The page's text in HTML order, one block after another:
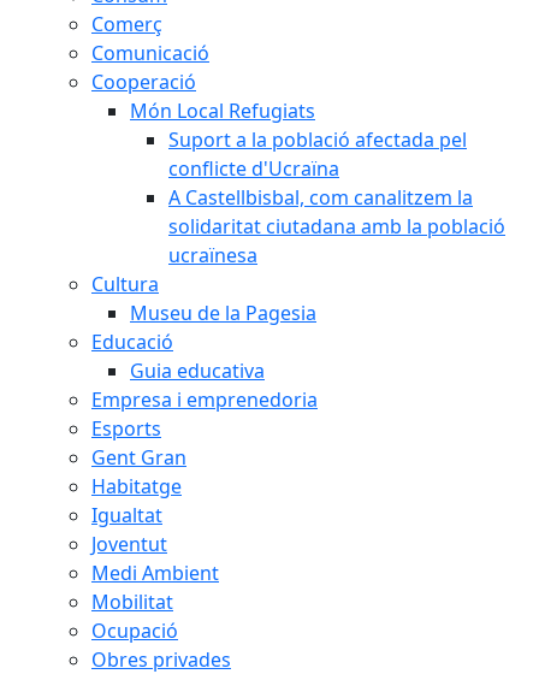
Comerç
Comunicació
Cooperació
Món Local Refugiats
Suport a la població afectada pel
conflicte d'Ucraïna
A Castellbisbal, com canalitzem la
solidaritat ciutadana amb la població
ucraïnesa
Cultura
Museu de la Pagesia
Educació
Guia educativa
Empresa i emprenedoria
Esports
Gent Gran
Habitatge
Igualtat
Joventut
Medi Ambient
Mobilitat
Ocupació
Obres privades